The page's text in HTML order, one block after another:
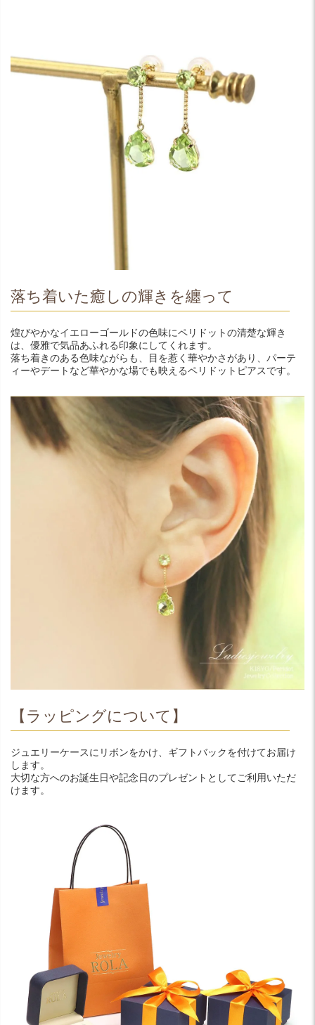
落ち着いた癒しの輝きを纏って
煌びやかなイエローゴールドの色味にペリドットの清楚な輝き
は、優雅で気品あふれる印象にしてくれます。
落ち着きのある色味ながらも、目を惹く華やかさがあり、パーテ
ィーやデートなど華やかな場でも映えるペリドットピアスです。
【ラッピングについて】
ジュエリーケースにリボンをかけ、ギフトバックを付けてお届け
します。
大切な方へのお誕生日や記念日のプレゼントとしてご利用いただ
けます。